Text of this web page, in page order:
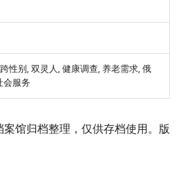
跨性别, 双灵人, 健康调查, 养老需求, 俄
会服务
馆归档整理，仅供存档使用。版